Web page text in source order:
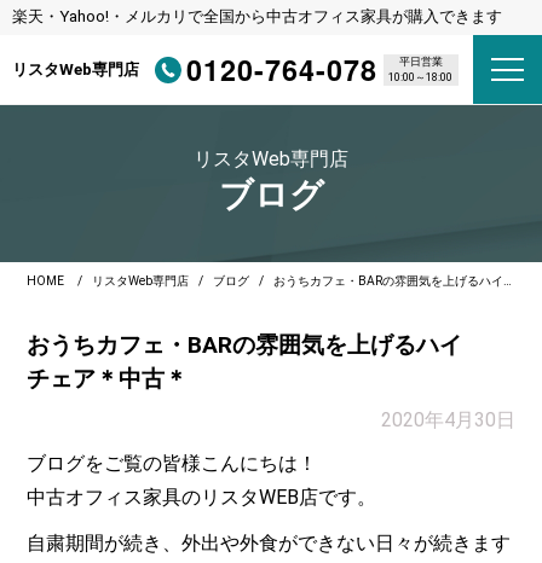
楽天・Yahoo!・メルカリで全国から中古オフィス家具が購入できます
リスタWeb専門店 0120-764-078
平日営業
10:00～18:00
リスタWeb専門店
ブログ
HOME リスタWeb専門店 ブログ おうちカフェ・BARの雰囲気を上げるハイチェア＊中古＊
おうちカフェ・BARの雰囲気を上げるハイ
チェア＊中古＊
2020年4月30日
ブログをご覧の皆様こんにちは！
中古オフィス家具のリスタWEB店です。
自粛期間が続き、外出や外食ができない日々が続きます